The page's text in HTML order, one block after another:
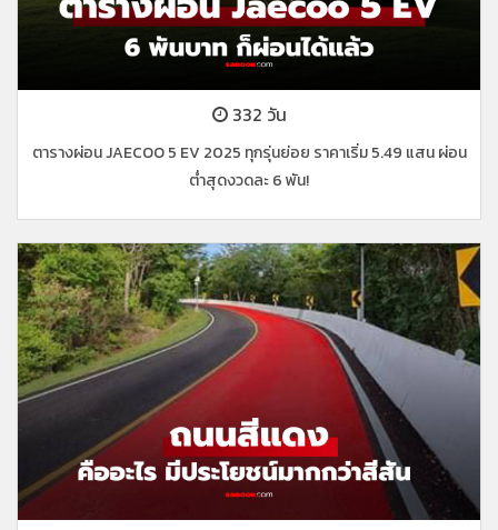
332 วัน
ตารางผ่อน JAECOO 5 EV 2025 ทุกรุ่นย่อย ราคาเริ่ม 5.49 แสน ผ่อน
ต่ำสุดงวดละ 6 พัน!